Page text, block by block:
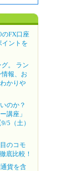
のFX口座
ントを
。 ラン
報、お
かりや
のか？
講座」
5（土）
のコモ
底比較！
貨を含